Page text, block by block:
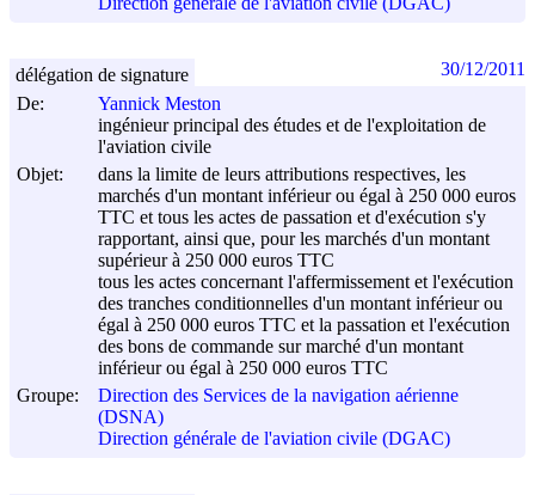
De:
Yannick Meston
ingénieur principal des études et de l'exploitation de
l'aviation civile
Objet:
dans la limite de leurs attributions respectives, les
marchés d'un montant inférieur ou égal à 250 000 euros
TTC et tous les actes de passation et d'exécution s'y
rapportant, ainsi que, pour les marchés d'un montant
supérieur à 250 000 euros TTC
tous les actes concernant l'affermissement et l'exécution
des tranches conditionnelles d'un montant inférieur ou
égal à 250 000 euros TTC et la passation et l'exécution
des bons de commande sur marché d'un montant
inférieur ou égal à 250 000 euros TTC
Groupe:
Direction des Services de la navigation aérienne
(DSNA)
Direction générale de l'aviation civile (DGAC)
délégation de signature 30/12/2011